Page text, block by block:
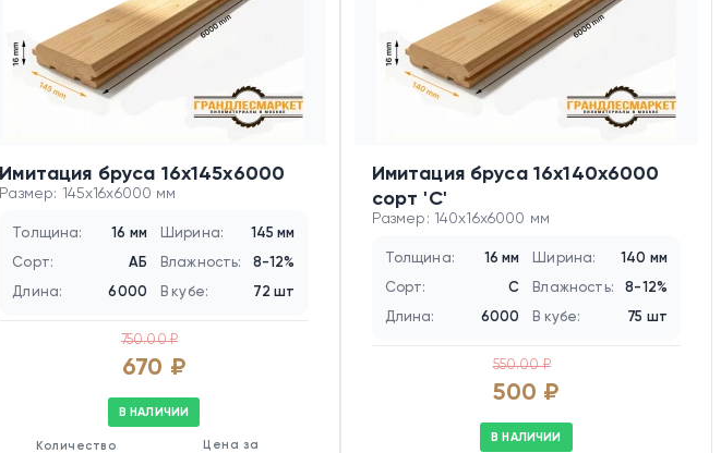
Имитация бруса 16х145х6000
Размер: 145x16x6000 мм
Толщина: 16 мм Ширина: 145 мм
Сорт: АБ Влажность: 8-12%
Длина: 6000 В кубе: 72 шт
750.00 ₽
670 ₽
В НАЛИЧИИ
Количество Цена за
Имитация бруса 16х140х6000
сорт 'C'
Размер: 140x16x6000 мм
Толщина: 16 мм Ширина: 140 мм
Сорт: C Влажность: 8-12%
Длина: 6000 В кубе: 75 шт
550.00 ₽
500 ₽
В НАЛИЧИИ